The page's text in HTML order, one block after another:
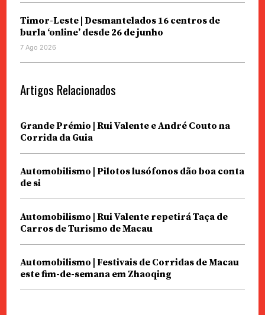
Timor-Leste | Desmantelados 16 centros de
burla ‘online’ desde 26 de junho
7 Ago 2026
Artigos Relacionados
Grande Prémio | Rui Valente e André Couto na
Corrida da Guia
Automobilismo | Pilotos lusófonos dão boa conta
de si
Automobilismo | Rui Valente repetirá Taça de
Carros de Turismo de Macau
Automobilismo | Festivais de Corridas de Macau
este fim-de-semana em Zhaoqing